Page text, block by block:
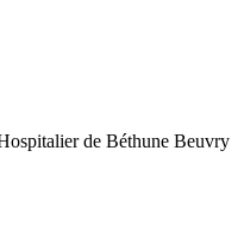
de Béthune Beuvry